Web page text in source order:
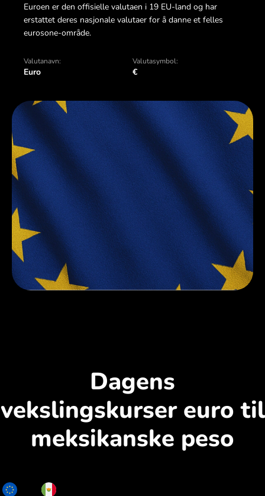
Euroen er den offisielle valutaen i 19 EU-land og har
erstattet deres nasjonale valutaer for å danne et felles
eurosone-område.
Valutanavn:
Euro
Valutasymbol:
€
Dagens
vekslingskurser euro til
meksikanske peso